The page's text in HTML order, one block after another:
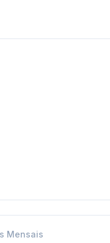
Mensais